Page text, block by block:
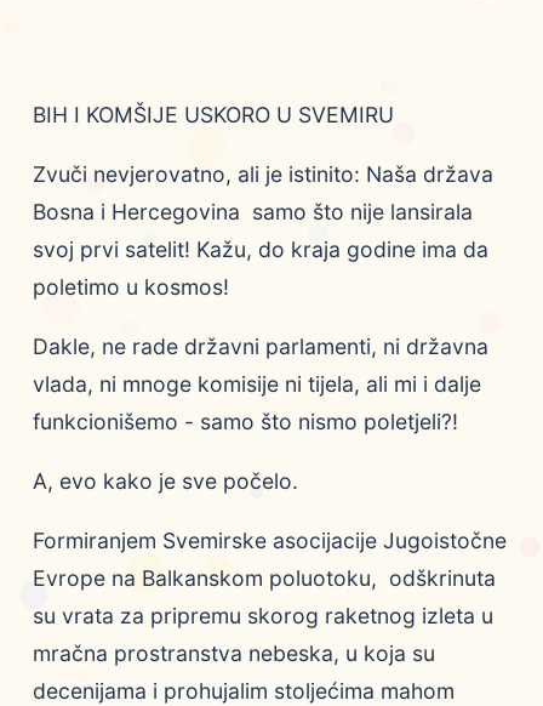
BIH I KOMŠIJE USKORO U SVEMIRU
Zvuči nevjerovatno, ali je istinito: Naša država
Bosna i Hercegovina samo što nije lansirala
svoj prvi satelit! Kažu, do kraja godine ima da
poletimo u kosmos!
Dakle, ne rade državni parlamenti, ni državna
vlada, ni mnoge komisije ni tijela, ali mi i dalje
funkcionišemo - samo što nismo poletjeli?!
A, evo kako je sve počelo.
Formiranjem Svemirske asocijacije Jugoistočne
Evrope na Balkanskom poluotoku, odškrinuta
su vrata za pripremu skorog raketnog izleta u
mračna prostranstva nebeska, u koja su
decenijama i prohujalim stoljećima mahom